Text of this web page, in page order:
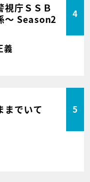
視庁ＳＳＢ
～ Season2
4
義
までいて 5